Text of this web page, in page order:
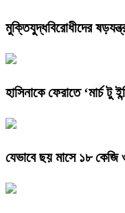
মুক্তিযুদ্ধবিরোধীদের
হাসিনাকে ফেরাতে ‘মার্চ টু
যেভাবে ছয় মাসে ১৮